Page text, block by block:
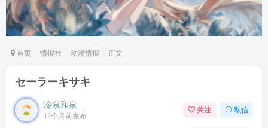
首页 情报社 动漫情报 正文
セーラーキサキ
冷泉和泉
12个月前发布
关注 私信